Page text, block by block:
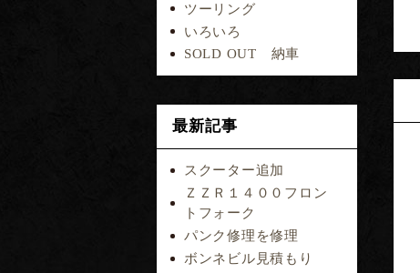
ツーリング
いろいろ
SOLD OUT 納車
最新記事
スクーター追加
ＺＺＲ１４００フロン
トフォーク
パンク修理を修理
ボンネビル見積もり